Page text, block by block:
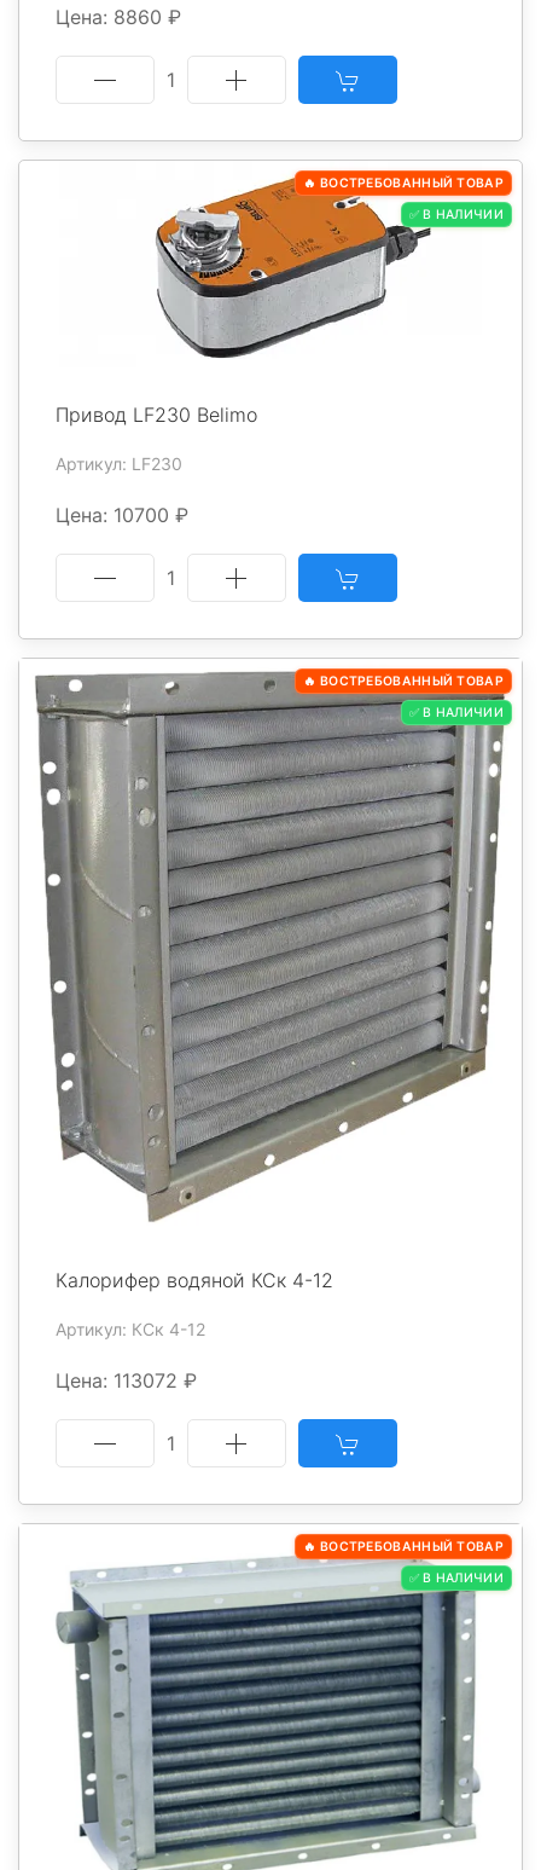
Цена: 8860 ₽
1
🔥 ВОСТРЕБОВАННЫЙ ТОВАР
✅ В НАЛИЧИИ
Привод LF230 Belimo
Артикул: LF230
Цена: 10700 ₽
1
🔥 ВОСТРЕБОВАННЫЙ ТОВАР
✅ В НАЛИЧИИ
Калорифер водяной КСк 4-12
Артикул: КСк 4-12
Цена: 113072 ₽
1
🔥 ВОСТРЕБОВАННЫЙ ТОВАР
✅ В НАЛИЧИИ